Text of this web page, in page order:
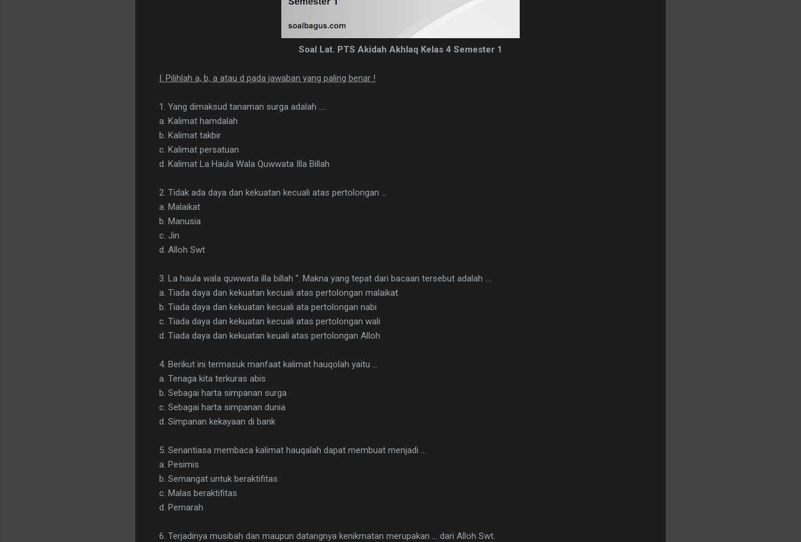
Soal Lat. PTS Akidah Akhlaq Kelas 4 Semester 1
I. Pilihlah a, b, a atau d pada jawaban yang paling benar !
1. Yang dimaksud tanaman surga adalah ....
a. Kalimat hamdalah
b. Kalimat takbir
c. Kalimat persatuan
d. Kalimat La Haula Wala Quwwata Illa Billah
2. Tidak ada daya dan kekuatan kecuali atas pertolongan ...
a. Malaikat
b. Manusia
c. Jin
d. Alloh Swt
3. La haula wala quwwata illa billah ". Makna yang tepat dari bacaan tersebut adalah ....
a. Tiada daya dan kekuatan kecuali atas pertolongan malaikat
b. Tiada daya dan kekuatan kecuali ata pertolongan nabi
c. Tiada daya dan kekuatan kecuali atas pertolongan wali
d. Tiada daya dan kekuatan keuali atas pertolongan Alloh
4. Berikut ini termasuk manfaat kalimat hauqolah yaitu ...
a. Tenaga kita terkuras abis
b. Sebagai harta simpanan surga
c. Sebagai harta simpanan dunia
d. Simpanan kekayaan di bank
5. Senantiasa membaca kalimat hauqalah dapat membuat menjadi ...
a. Pesimis
b. Semangat untuk beraktifitas
c. Malas beraktifitas
d. Pemarah
6. Terjadinya musibah dan maupun datangnya kenikmatan merupakan ... dari Alloh Swt.